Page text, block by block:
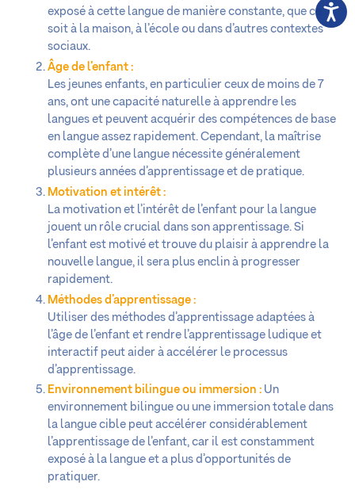
exposé à cette langue de manière constante, que ce
soit à la maison, à l’école ou dans d’autres contextes
sociaux.
Âge de l’enfant :
Les jeunes enfants, en particulier ceux de moins de 7
ans, ont une capacité naturelle à apprendre les
langues et peuvent acquérir des compétences de base
en langue assez rapidement. Cependant, la maîtrise
complète d’une langue nécessite généralement
plusieurs années d’apprentissage et de pratique.
Motivation et intérêt :
La motivation et l’intérêt de l’enfant pour la langue
jouent un rôle crucial dans son apprentissage. Si
l’enfant est motivé et trouve du plaisir à apprendre la
nouvelle langue, il sera plus enclin à progresser
rapidement.
Méthodes d’apprentissage :
Utiliser des méthodes d’apprentissage adaptées à
l’âge de l’enfant et rendre l’apprentissage ludique et
interactif peut aider à accélérer le processus
d’apprentissage.
Environnement bilingue ou immersion : Un
environnement bilingue ou une immersion totale dans
la langue cible peut accélérer considérablement
l’apprentissage de l’enfant, car il est constamment
exposé à la langue et a plus d’opportunités de
pratiquer.